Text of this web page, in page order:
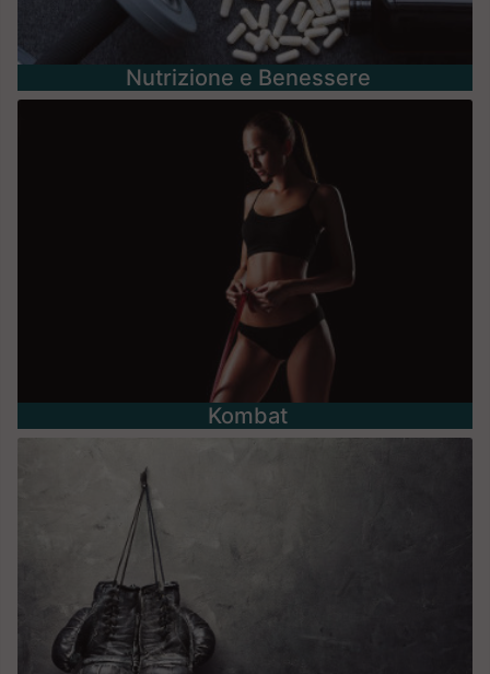
Nutrizione e Benessere
Kombat